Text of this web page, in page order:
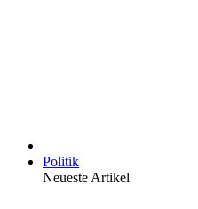
Politik
Neueste Artikel